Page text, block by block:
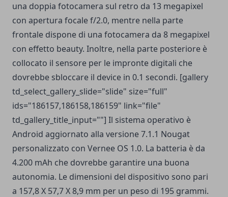
una doppia fotocamera sul retro da 13 megapixel
con apertura focale f/2.0, mentre nella parte
frontale dispone di una fotocamera da 8 megapixel
con effetto beauty. Inoltre, nella parte posteriore è
collocato il sensore per le impronte digitali che
dovrebbe sbloccare il device in 0.1 secondi. [gallery
td_select_gallery_slide="slide" size="full"
ids="186157,186158,186159" link="file"
td_gallery_title_input=""] Il sistema operativo è
Android aggiornato alla versione 7.1.1 Nougat
personalizzato con Vernee OS 1.0. La batteria è da
4.200 mAh che dovrebbe garantire una buona
autonomia. Le dimensioni del dispositivo sono pari
a 157,8 X 57,7 X 8,9 mm per un peso di 195 grammi.